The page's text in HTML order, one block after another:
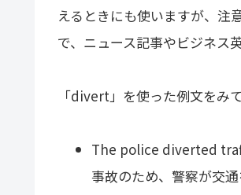
えるときにも使いますが、注
で、ニュース記事やビジネス
「divert」を使った例文をみ
The police diverted
事故のため、警察が交通